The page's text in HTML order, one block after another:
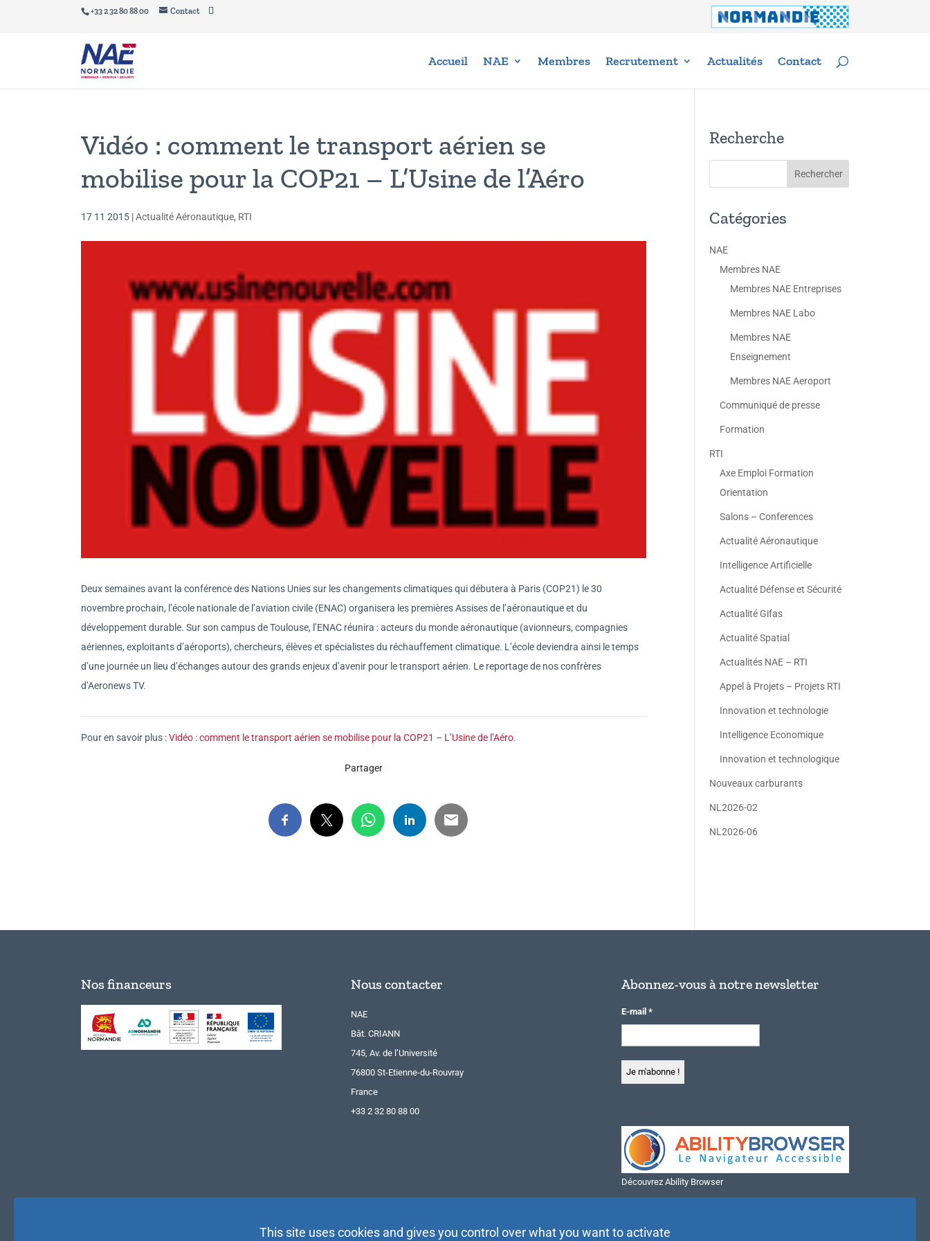
+33 2 32 80 88 00 Contact
Accueil NAE Membres Recrutement Actualités Contact
Vidéo : comment le transport aérien se
mobilise pour la COP21 – L’Usine de l’Aéro
17 11 2015 |Actualité Aéronautique, RTI
Deux semaines avant la conférence des Nations Unies sur les changements climatiques qui débutera à Paris (COP21) le 30
novembre prochain, l’école nationale de l’aviation civile (ENAC) organisera les premières Assises de l’aéronautique et du
développement durable. Sur son campus de Toulouse, l’ENAC réunira : acteurs du monde aéronautique (avionneurs, compagnies
aériennes, exploitants d’aéroports), chercheurs, élèves et spécialistes du réchauffement climatique. L’école deviendra ainsi le temps
d’une journée un lieu d’échanges autour des grands enjeux d’avenir pour le transport aérien. Le reportage de nos confrères
d’Aeronews TV.
Pour en savoir plus :Vidéo : comment le transport aérien se mobilise pour la COP21 – L’Usine de l’Aéro.
Partager
Recherche
Catégories
NAE
Membres NAE
Membres NAE Entreprises
Membres NAE Labo
Membres NAE
Enseignement
Membres NAE Aeroport
Communiqué de presse
Formation
RTI
Axe Emploi Formation
Orientation
Salons – Conferences
Actualité Aéronautique
Intelligence Artificielle
Actualité Défense et Sécurité
Actualité Gifas
Actualité Spatial
Actualités NAE – RTI
Appel à Projets – Projets RTI
Innovation et technologie
Intelligence Economique
Innovation et technologique
Nouveaux carburants
NL2026-02
NL2026-06
Nos financeurs Nous contacter
NAE
Bât. CRIANN
745, Av. de l’Université
76800 St-Etienne-du-Rouvray
France
+33 2 32 80 88 00
Abonnez-vous à notre newsletter
E-mail *
Découvrez Ability Browser
This site uses cookies and gives you control over what you want to activate